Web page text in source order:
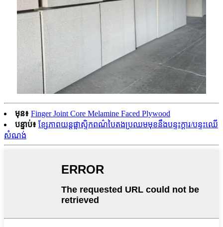
មុន៖ Finger Joint Core Melamine Faced Plywood
បន្ទាប់៖ ខ្សែភាពយន្តផ្លាស្ទិកពណ៌បៃតងប្រឈមមុខនឹងបន្ទះក្តារ/បន្ទះឈើ
សំណង់